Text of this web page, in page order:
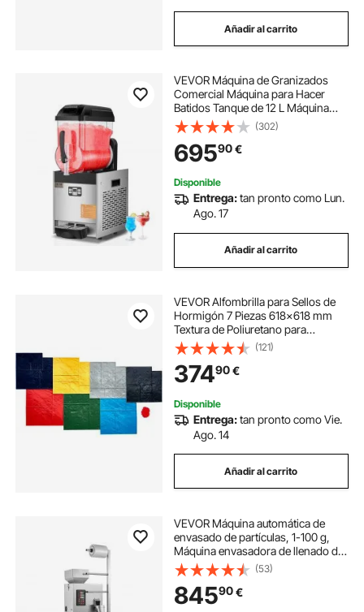
Añadir al carrito
VEVOR Máquina de Granizados
Comercial Máquina para Hacer
Batidos Tanque de 12 L Máquina
para Hacer Granizados de Acero
Inoxidable de 48 Tazas para Fiestas
en Hogar, Restaurantes, Cafeterías,
Bares
(302)
69590€
Disponible
Entrega:tan pronto como Lun.
Ago. 17
Añadir al carrito
VEVOR Alfombrilla para Sellos de
Hormigón 7 Piezas 618x618 mm
Textura de Poliuretano para
Revestimiento de Hormigón para
Impresión de Suelo de Pizarra
Moldes de Hormigón para
Decoración de Exteriores
(121)
37490€
Disponible
Entrega:tan pronto como Vie.
Ago. 14
Añadir al carrito
VEVOR Máquina automática de
envasado de partículas, 1-100 g,
Máquina envasadora de llenado de
bolsitas de polvo multifunción,
Llenado para semillas de té,
granos, harina, frijoles, purpurina
(53)
84590€